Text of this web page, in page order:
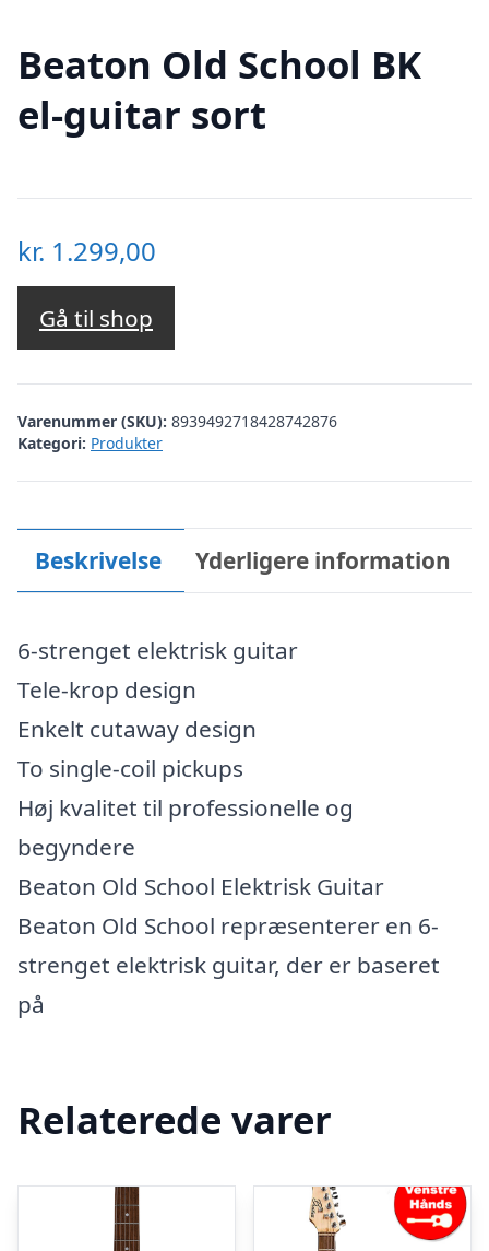
Beaton Old School BK
el-guitar sort
kr. 1.299,00
Gå til shop
Varenummer (SKU): 8939492718428742876
Kategori: Produkter
Beskrivelse Yderligere information
6-strenget elektrisk guitar
Tele-krop design
Enkelt cutaway design
To single-coil pickups
Høj kvalitet til professionelle og
begyndere
Beaton Old School Elektrisk Guitar
Beaton Old School repræsenterer en 6-
strenget elektrisk guitar, der er baseret
på
Relaterede varer